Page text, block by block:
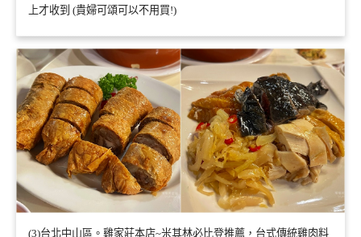
上才收到 (貴婦可頌可以不用買!)
(3)台北中山區。雞家莊本店~米其林必比登推薦，台式傳統雞肉料